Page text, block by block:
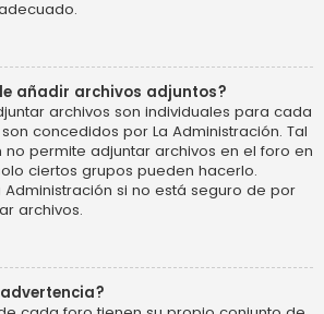
añadir archivos adjuntos?
archivos son individuales para cada
concedidos por La Administración. Tal
no permite adjuntar archivos en el foro en
ciertos grupos pueden hacerlo.
si no está seguro de por
archivos.